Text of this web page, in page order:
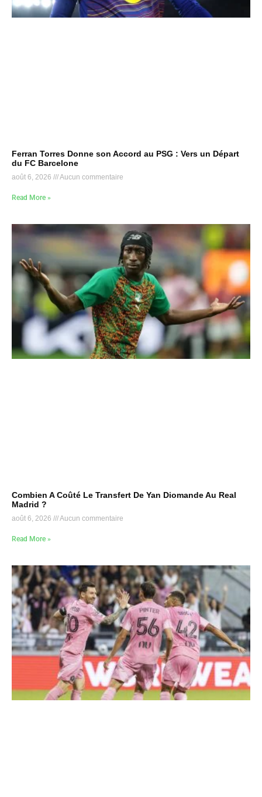
Ferran Torres Donne son Accord au PSG : Vers un Départ
du FC Barcelone
août 6, 2026 Aucun commentaire
Read More »
Combien A Coûté Le Transfert De Yan Diomande Au Real
Madrid ?
août 6, 2026 Aucun commentaire
Read More »